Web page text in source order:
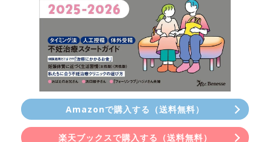
Amazonで購入する（送料無料）
楽天ブックスで購入する（送料無料）